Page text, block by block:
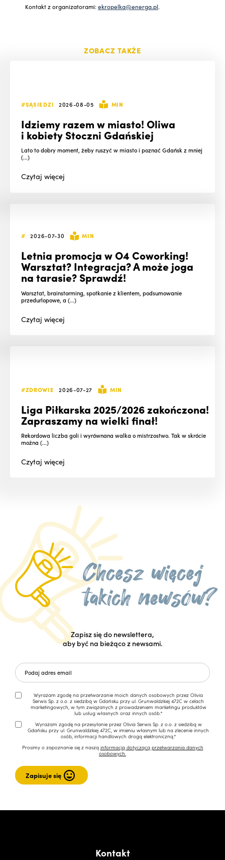
Kontakt z organizatorami:ekropelka@energa.pl.
ZOBACZ TAKŻE
#SĄSIEDZI 2026-08-05 MIN
Idziemy razem w miasto! Oliwa
i kobiety Stoczni Gdańskiej
Lato to dobry moment, żeby ruszyć w miasto i poznać Gdańsk z mniej
(...)
Czytajwięcej
# 2026-07-30 MIN
Letnia promocja w O4 Coworking!
Warsztat? Integracja? A może joga
na tarasie? Sprawdź!
Warsztat, brainstorming, spotkanie z klientem, podsumowanie
przedurlopowe, a (...)
Czytajwięcej
#ZDROWIE 2026-07-27 MIN
Liga Piłkarska 2025/2026 zakończona!
Zapraszamy na wielki finał!
Rekordowa liczba goli i wyrównana walka o mistrzostwo. Tak w skrócie
można (...)
Czytajwięcej
Zapisz się do newslettera,
aby być na bieżąco z newsami.
Wyrażam zgodę na przetwarzanie moich danych osobowych przez Olivia
Serwis Sp. z o.o. z siedzibą w Gdańsku przy ul. Grunwaldzkiej 472C w celach
marketingowych, w tym związanych z prowadzeniem marketingu produktów
lub usług własnych oraz innych osób.*
Wyrażam zgodę na przesyłanie przez Olivia Serwis Sp. z o.o. z siedzibą w
Gdańsku przy ul. Grunwaldzkiej 472C, w imieniu własnym lub na zlecenie innych
osób, informacji handlowych drogą elektroniczną.*
Prosimy o zapoznanie się z naszą informacją dotyczącą przetwarzania danych
osobowych.
Kontakt